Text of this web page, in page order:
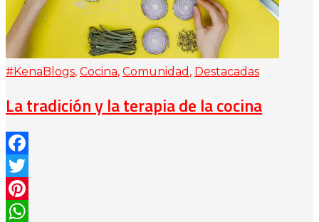
#KenaBlogs, Cocina, Comunidad , Destacadas
La tradición y la terapia de la cocina
Facebook
Twitter
Pinterest